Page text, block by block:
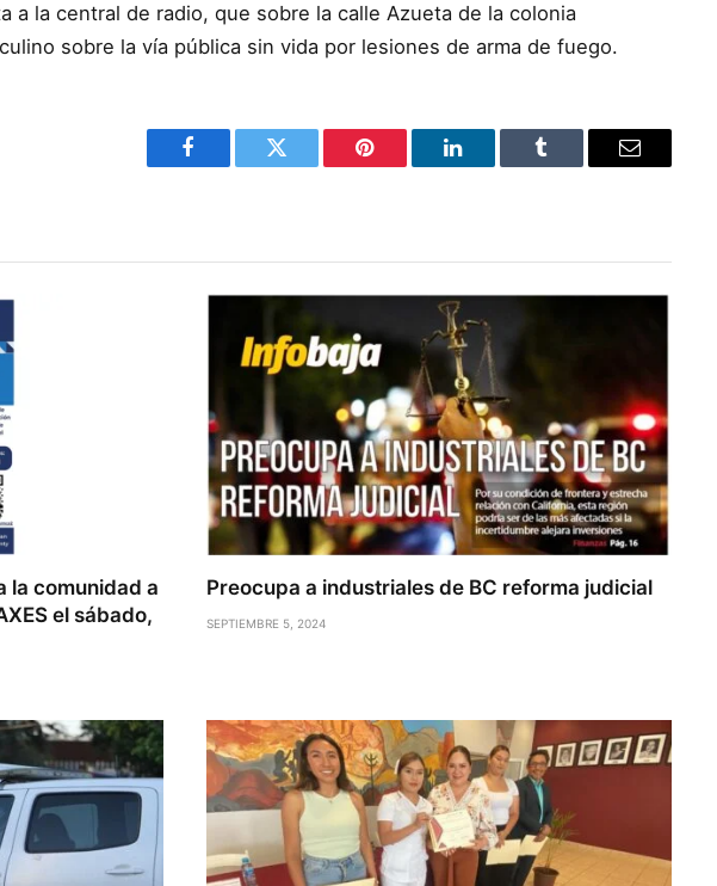
a la central de radio, que sobre la calle Azueta de la colonia
sobre la vía pública sin vida por lesiones de arma de fuego.
Facebook Twitter Pinterest LinkedIn Tumblr Email
la comunidad a
el sábado,
Preocupa a industriales de BC reforma judicial
SEPTIEMBRE 5, 2024